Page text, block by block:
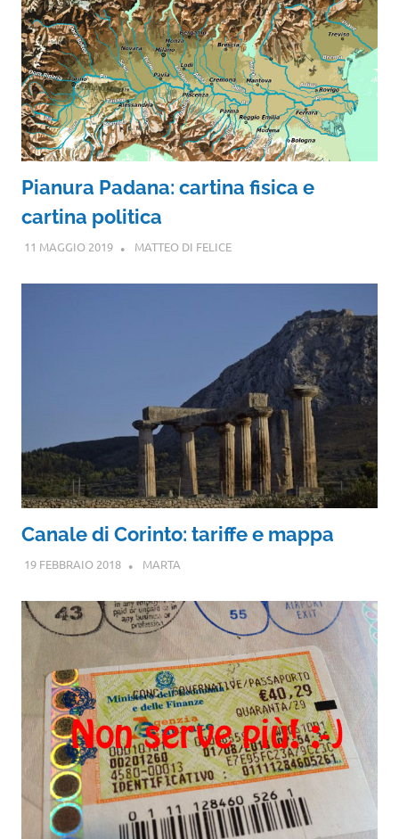
Pianura Padana: cartina fisica e
cartina politica
11 MAGGIO 2019 MATTEO DI FELICE
Canale di Corinto: tariffe e mappa
19 FEBBRAIO 2018 MARTA